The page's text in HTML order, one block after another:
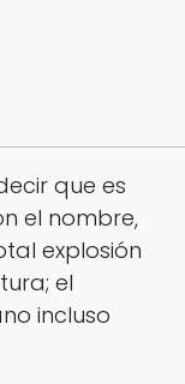
que es
el nombre,
explosión
el
incluso